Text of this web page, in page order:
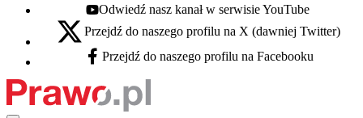
Youtube - otwiera się w nowej karcie
Odwiedź nasz kanał w serwisie YouTube
X - otwiera się w nowej karcie
Przejdź do naszego profilu na X (dawniej Twitter)
Facebook - otwiera się w nowej karcie
Przejdź do naszego profilu na Facebooku